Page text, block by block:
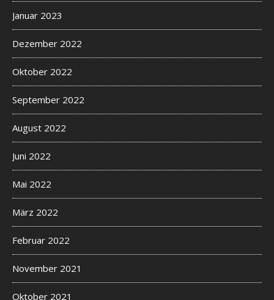
Januar 2023
Dezember 2022
Oktober 2022
September 2022
August 2022
Juni 2022
Mai 2022
März 2022
Februar 2022
November 2021
Oktober 2021